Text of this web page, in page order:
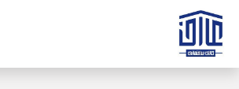
صرف نظر و مشاهده محتوا